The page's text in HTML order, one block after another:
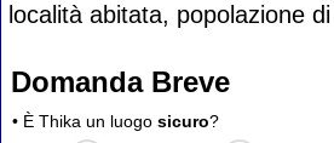
località abitata, popolazione di
Domanda Breve
• È Thika un luogo sicuro?